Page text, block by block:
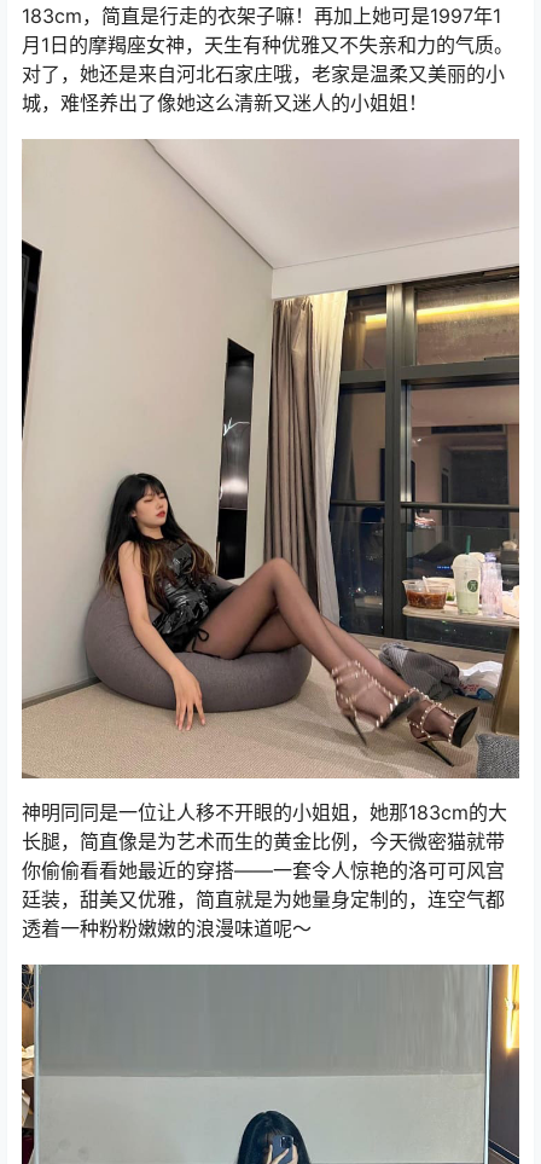
183cm，简直是行走的衣架子嘛！再加上她可是1997年1
月1日的摩羯座女神，天生有种优雅又不失亲和力的气质。
对了，她还是来自河北石家庄哦，老家是温柔又美丽的小
城，难怪养出了像她这么清新又迷人的小姐姐！
神明同同是一位让人移不开眼的小姐姐，她那183cm的大
长腿，简直像是为艺术而生的黄金比例，今天微密猫就带
你偷偷看看她最近的穿搭——一套令人惊艳的洛可可风宫
廷装，甜美又优雅，简直就是为她量身定制的，连空气都
透着一种粉粉嫩嫩的浪漫味道呢～